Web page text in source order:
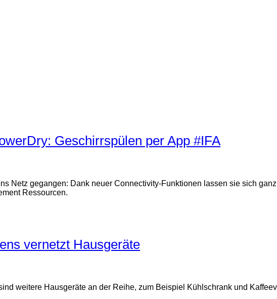
Geschirrspülen per App #IFA
Netz gegangen: Dank neuer Connectivity-Funktionen lassen sie sich
Ressourcen.
vernetzt Hausgeräte
weitere Hausgeräte an der Reihe, zum Beispiel Kühlschrank und